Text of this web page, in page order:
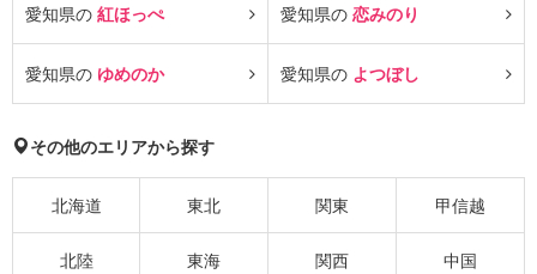
愛知県の 紅ほっぺ 愛知県の 恋みのり
愛知県の ゆめのか 愛知県の よつぼし
その他のエリアから探す
北海道 東北 関東 甲信越
北陸 東海 関西 中国